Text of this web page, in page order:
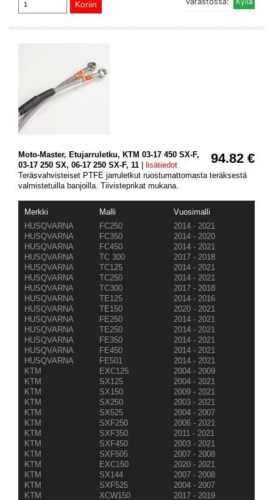
94.82 €
Moto-Master, Etujarruletku, KTM 03-17 450 SX-F,
03-17 250 SX, 06-17 250 SX-F, 11
lisätiedot
Teräsvahvisteiset PTFE jarruletkut ruostumattomasta teräksestä
valmistetuilla banjoilla. Tiivisteprikat mukana.
Merkki Malli
Vuosimalli
HUSQVARNA
FC250
2014 - 2021
HUSQVARNA
FC350
2014 - 2020
HUSQVARNA
FC450
2014 - 2021
HUSQVARNA
TC 300
2017 - 2018
HUSQVARNA
TC125
2014 - 2021
HUSQVARNA
TC250
2014 - 2021
HUSQVARNA
TC300
2017 - 2018
HUSQVARNA
TE125
2014 - 2016
HUSQVARNA
TE150
2020 - 2021
HUSQVARNA
FE250
2014 - 2021
HUSQVARNA
TE250
2014 - 2021
HUSQVARNA
FE350
2014 - 2021
HUSQVARNA
FE450
2014 - 2021
HUSQVARNA
FE501
2014 - 2021
KTM
EXC125
2004 - 2009
KTM
SX125
2004 - 2021
KTM
SX150
2009 - 2021
KTM
SX250
2003 - 2021
KTM
SX525
2004 - 2007
KTM
SXF250
2006 - 2021
KTM
SXF350
2011 - 2021
KTM
SXF450
2003 - 2021
KTM
SXF505
2007 - 2008
KTM
EXC150
2020 - 2021
KTM
SX144
2007 - 2008
KTM
SXF525
2004 - 2007
KTM
XCW150 2017 - 2019